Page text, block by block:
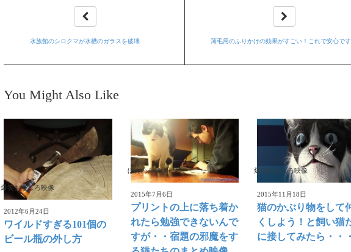
水族館のシロクマが水槽のガラスを破壊 薄毛用のふりかけの効果がすごい！これで安心です
You Might Also Like
爆笑おもしろ映像
2012年6月24日
ワイルドすぎる101個の
ビール瓶の外し方
ほんわか映像
2015年7月6日
プリントの上に落ち着か
れたら勉強できないんで
すが・・宿題の邪魔をす
爆笑おもしろ映像
2015年11月18日
猫のかぶり物をして
くしよう！と飼い猫
に接してみたら・・